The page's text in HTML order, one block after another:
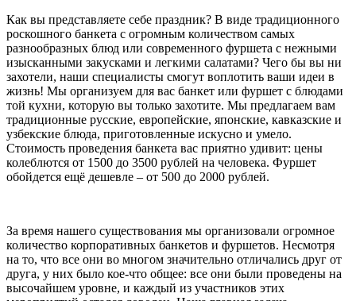
Как вы представляете себе праздник? В виде традиционного
роскошного банкета с огромным количеством самых
разнообразных блюд или современного фуршета с нежными
изысканными закусками и легкими салатами? Чего бы вы ни
захотели, наши специалисты смогут воплотить ваши идеи в
жизнь! Мы организуем для вас банкет или фуршет с блюдами
той кухни, которую вы только захотите. Мы предлагаем вам
традиционные русские, европейские, японские, кавказские и
узбекские блюда, приготовленные искусно и умело.
Стоимость проведения банкета вас приятно удивит: цены
колеблются от 1500 до 3500 рублей на человека. Фуршет
обойдется ещё дешевле – от 500 до 2000 рублей.
За время нашего существования мы организовали огромное
количество корпоративных банкетов и фуршетов. Несмотря
на то, что все они во многом значительно отличались друг от
друга, у них было кое-что общее: все они были проведены на
высочайшем уровне, и каждый из участников этих